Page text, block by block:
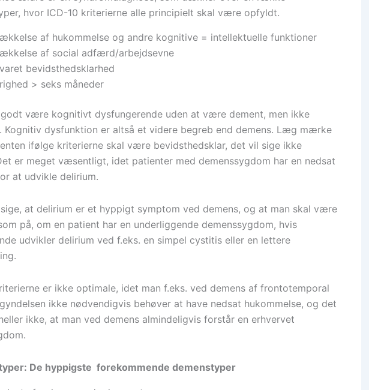
hvor ICD-10 kriterierne alle principielt skal være opfyldt.
af hukommelse og andre kognitive = intellektuelle funktioner
af social adfærd/arbejdsevne
bevidsthedsklarhed
> seks måneder
godt være kognitivt dysfungerende uden at være dement, men ikke
Kognitiv dysfunktion er altså et videre begreb end demens. Læg mærke
ifølge kriterierne skal være bevidsthedsklar, det vil sige ikke
er meget væsentligt, idet patienter med demenssygdom har en nedsat
at udvikle delirium.
at delirium er et hyppigt symptom ved demens, og at man skal være
på, om en patient har en underliggende demenssygdom, hvis
udvikler delirium ved f.eks. en simpel cystitis eller en lettere
er ikke optimale, idet man f.eks. ved demens af frontotemporal
ikke nødvendigvis behøver at have nedsat hukommelse, og det
ikke, at man ved demens almindeligvis forstår en erhvervet
De hyppigste forekommende demenstyper